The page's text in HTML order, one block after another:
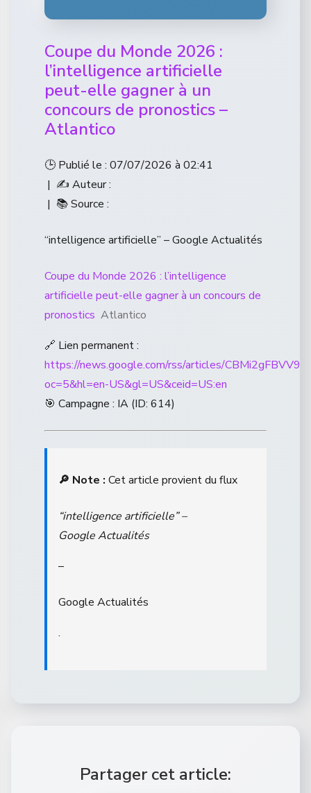
Coupe du Monde 2026 :
l’intelligence artificielle
peut-elle gagner à un
concours de pronostics –
Atlantico
🕒 Publié le : 07/07/2026 à 02:41
| ✍️ Auteur :
| 📚 Source :
“intelligence artificielle” – Google Actualités
Coupe du Monde 2026 : l’intelligence
artificielle peut-elle gagner à un concours de
pronostics Atlantico
🔗 Lien permanent :
https://news.google.com/rss/articles/
oc=5&hl=en-US&gl=US&ceid=US:en
🎯 Campagne : IA (ID: 614)
🔎 Note : Cet article provient du flux
“intelligence artificielle” –
Google Actualités
–
Google Actualités
.
Partager cet article: